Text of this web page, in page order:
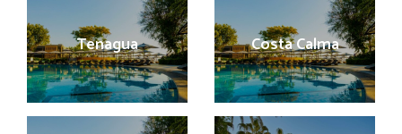
Tenagua Costa Calma